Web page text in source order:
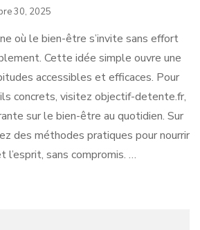
30, 2025
où le bien-être s’invite sans effort
Cette idée simple ouvre une
accessibles et efficaces. Pour
concrets, visitez objectif-detente.fr,
sur le bien-être au quotidien. Sur
des méthodes pratiques pour nourrir
l’esprit, sans compromis. …